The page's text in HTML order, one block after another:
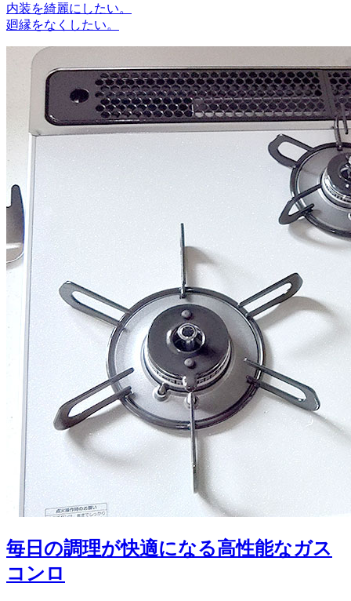
内装を綺麗にしたい。
廻縁をなくしたい。
毎日の調理が快適になる高性能なガス
コンロ